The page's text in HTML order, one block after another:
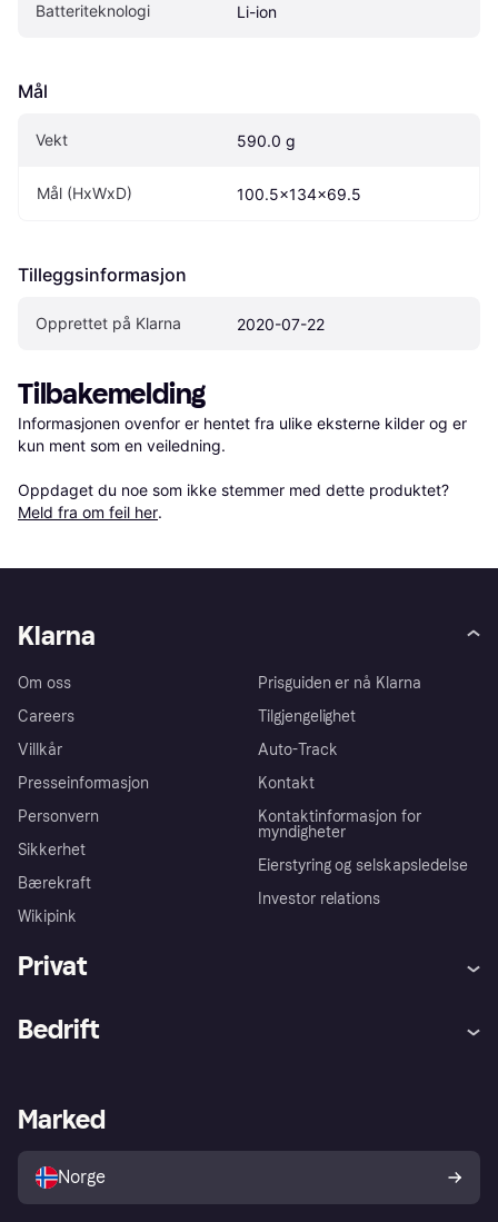
Batteriteknologi Li-ion
Mål
Vekt 590.0 g
Mål (HxWxD) 100.5x134x69.5
Tilleggsinformasjon
Opprettet på Klarna 2020-07-22
Tilbakemelding
Informasjonen ovenfor er hentet fra ulike eksterne kilder og er
kun ment som en veiledning.
Oppdaget du noe som ikke stemmer med dette produktet?
Meld fra om feil her.
Klarna
Om oss
Careers
Villkår
Presseinformasjon
Personvern
Sikkerhet
Bærekraft
Wikipink
Prisguiden er nå Klarna
Tilgjengelighet
Auto-Track
Kontakt
Kontaktinformasjon for
myndigheter
Eierstyring og selskapsledelse
Investor relations
Privat
Utforsk butikker
Bedrift
Merchant portal
Marked
Norge